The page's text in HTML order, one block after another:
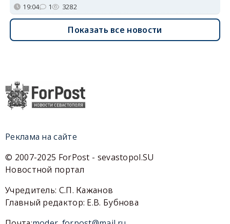
19:04 1 3282
Показать все новости
Реклама на сайте
© 2007-2025 ForPost - sevastopol.SU
Новостной портал
Учредитель: С.П. Кажанов
Главный редактор: Е.В. Бубнова